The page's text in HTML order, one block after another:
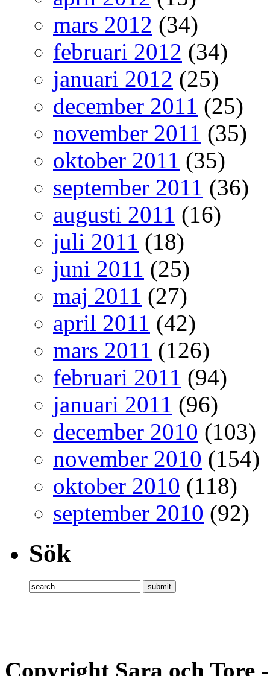
mars 2012 (34)
februari 2012 (34)
januari 2012 (25)
december 2011 (25)
november 2011 (35)
oktober 2011 (35)
september 2011 (36)
augusti 2011 (16)
juli 2011 (18)
juni 2011 (25)
maj 2011 (27)
april 2011 (42)
mars 2011 (126)
februari 2011 (94)
januari 2011 (96)
december 2010 (103)
november 2010 (154)
oktober 2010 (118)
september 2010 (92)
Sök
Copyright Sara och Tore